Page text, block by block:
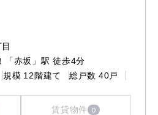
「赤坂」駅 徒歩4分
規模 12階建て 総戸数 40戸
賃貸物件 0